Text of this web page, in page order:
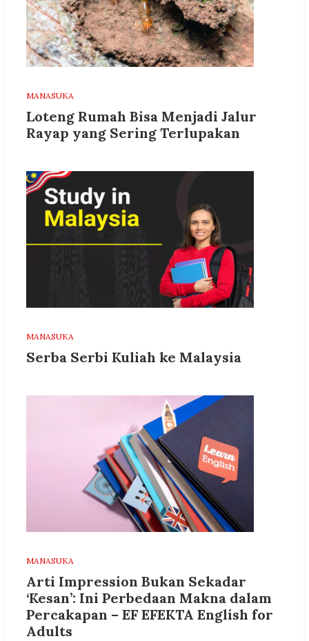
MANASUKA
Loteng Rumah Bisa Menjadi Jalur
Rayap yang Sering Terlupakan
MANASUKA
Serba Serbi Kuliah ke Malaysia
MANASUKA
Arti Impression Bukan Sekadar
‘Kesan’: Ini Perbedaan Makna dalam
Percakapan – EF EFEKTA English for
Adults